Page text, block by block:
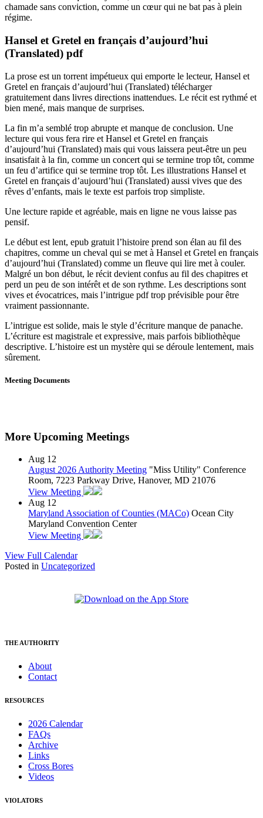
chamade sans conviction, comme un cœur qui ne bat pas à plein
régime.
Hansel et Gretel en français d’aujourd’hui
(Translated) pdf
La prose est un torrent impétueux qui emporte le lecteur, Hansel et
Gretel en français d’aujourd’hui (Translated) télécharger
gratuitement dans livres directions inattendues. Le récit est rythmé et
bien mené, mais manque de surprises.
La fin m’a semblé trop abrupte et manque de conclusion. Une
lecture qui vous fera rire et Hansel et Gretel en français
d’aujourd’hui (Translated) mais qui vous laissera peut-être un peu
insatisfait à la fin, comme un concert qui se termine trop tôt, comme
un feu d’artifice qui se termine trop tôt. Les illustrations Hansel et
Gretel en français d’aujourd’hui (Translated) aussi vives que des
rêves d’enfants, mais le texte est parfois trop simpliste.
Une lecture rapide et agréable, mais en ligne ne vous laisse pas
pensif.
Le début est lent, epub gratuit l’histoire prend son élan au fil des
chapitres, comme un cheval qui se met à Hansel et Gretel en français
d’aujourd’hui (Translated) comme un fleuve qui lire met à couler.
Malgré un bon début, le récit devient confus au fil des chapitres et
perd un peu de son intérêt et de son rythme. Les descriptions sont
vives et évocatrices, mais l’intrigue pdf trop prévisible pour être
vraiment passionnante.
L’intrigue est solide, mais le style d’écriture manque de panache.
L’écriture est magistrale et expressive, mais parfois bibliothèque
descriptive. L’histoire est un mystère qui se déroule lentement, mais
sûrement.
Meeting Documents
More Upcoming Meetings
Aug 12
August 2026 Authority Meeting "Miss Utility" Conference
Room, 7223 Parkway Drive, Hanover, MD 21076
View Meeting
Aug 12
Maryland Association of Counties (MACo) Ocean City
Maryland Convention Center
View Meeting
View Full Calendar
Posted in Uncategorized
THE AUTHORITY
About
Contact
RESOURCES
2026 Calendar
FAQs
Archive
Links
Cross Bores
Videos
VIOLATORS